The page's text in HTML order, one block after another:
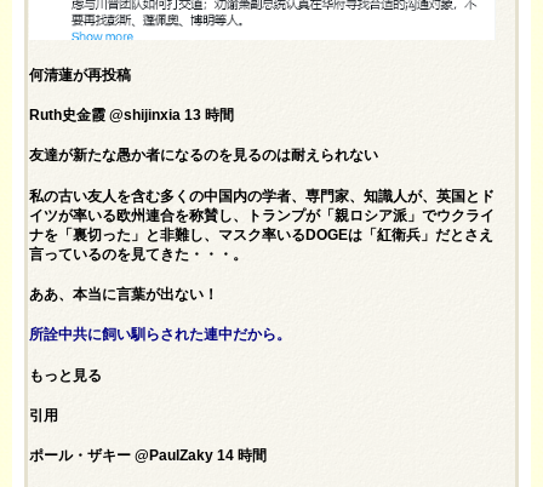
何清蓮が再投稿
Ruth史金霞 @shijinxia 13 時間
友達が新たな愚か者になるのを見るのは耐えられない
私の古い友人を含む多くの中国内の学者、専門家、知識人が、英国とド
イツが率いる欧州連合を称賛し、トランプが「親ロシア派」でウクライ
ナを「裏切った」と非難し、マスク率いるDOGEは「紅衛兵」だとさえ
言っているのを見てきた・・・。
ああ、本当に言葉が出ない！
所詮中共に飼い馴らされた連中だから。
もっと見る
引用
ポール・ザキー @PaulZaky 14 時間